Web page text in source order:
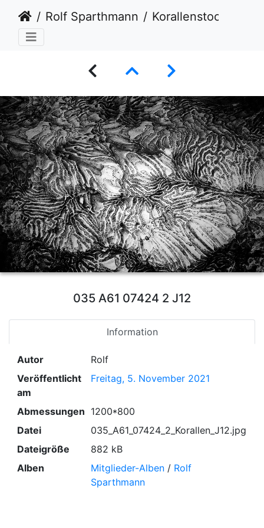
Rolf Sparthmann Korallenstock
035 A61 07424 2 J12
Information
Autor
Rolf
Veröffentlicht
am
Freitag, 5. November 2021
Abmessungen 1200*800
Datei
035_A61_07424_2_Korallen_J12.jpg
Dateigröße
882 kB
Alben
Mitglieder-Alben / Rolf
Sparthmann